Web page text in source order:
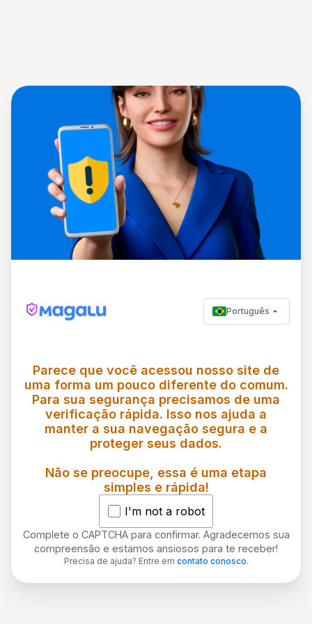
Português
Parece que você acessou nosso site de
uma forma um pouco diferente do comum.
Para sua segurança precisamos de uma
verificação rápida. Isso nos ajuda a
manter a sua navegação segura e a
proteger seus dados.
Não se preocupe, essa é uma etapa
simples e rápida!
I'm not a robot
Complete o CAPTCHA para confirmar. Agradecemos sua
compreensão e estamos ansiosos para te receber!
Precisa de ajuda? Entre em contato conosco.